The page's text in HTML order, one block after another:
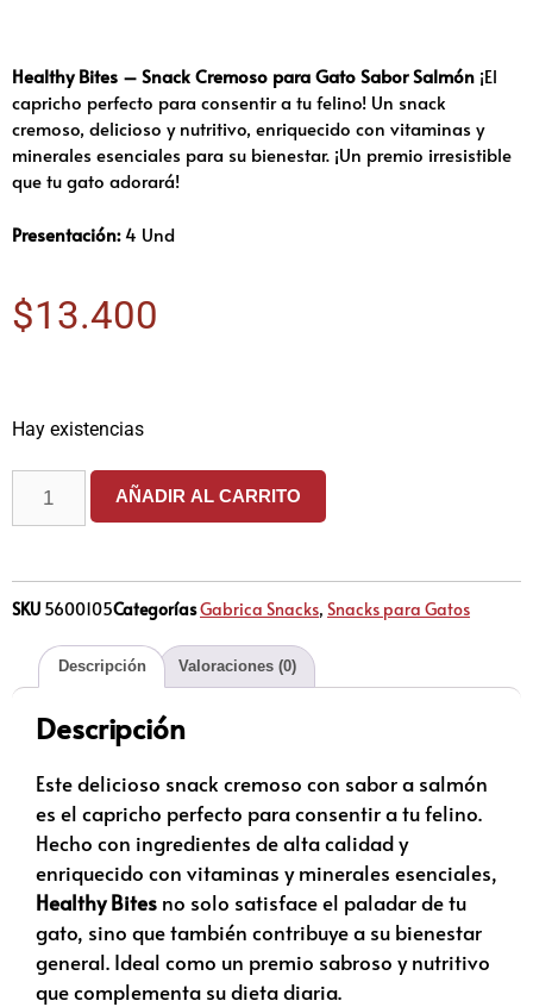
Healthy Bites – Snack Cremoso para Gato Sabor Salmón ¡El
capricho perfecto para consentir a tu felino! Un snack
cremoso, delicioso y nutritivo, enriquecido con vitaminas y
minerales esenciales para su bienestar. ¡Un premio irresistible
que tu gato adorará!
Presentación:4 Und
$13.400
Hay existencias
AÑADIR AL CARRITO
SKU 5600105CategoríasGabrica Snacks, Snacks para Gatos
Descripción Valoraciones (0)
Descripción
Este delicioso snack cremoso con sabor a salmón
es el capricho perfecto para consentir a tu felino.
Hecho con ingredientes de alta calidad y
enriquecido con vitaminas y minerales esenciales,
Healthy Bites no solo satisface el paladar de tu
gato, sino que también contribuye a su bienestar
general. Ideal como un premio sabroso y nutritivo
que complementa su dieta diaria.